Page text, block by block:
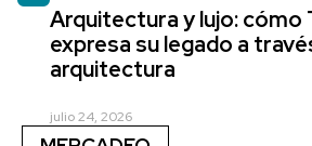
Arquitectura y lujo: cómo
expresa su legado a
arquitectura
julio 24, 2026